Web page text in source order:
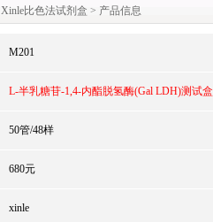
Xinle比色法试剂盒 > 产品信息
M201
L-半乳糖苷-1,4-内酯脱氢酶(Gal LDH)测试盒
50管/48样
680元
xinle